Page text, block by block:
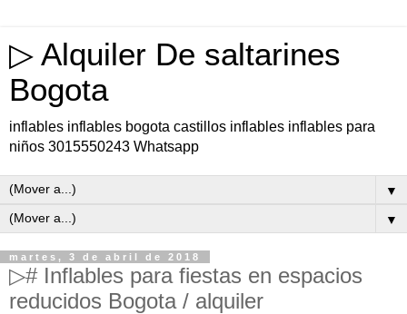
▷ Alquiler De saltarines
Bogota
inflables inflables bogota castillos inflables inflables para
niños 3015550243 Whatsapp
▼
▼
martes, 3 de abril de 2018
▷# Inflables para fiestas en espacios
reducidos Bogota / alquiler